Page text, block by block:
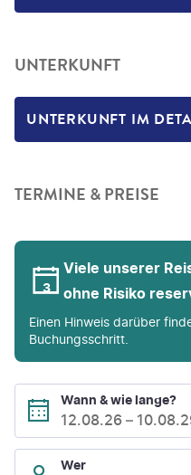
UNTERKUNFT
UNTERKUNFT IM
TERMINE & PREISE
Viele unserer
ohne Risiko
Einen Hinweis darüber
Buchungsschritt.
Wann & wie lange?
12.08.26 –
Wer